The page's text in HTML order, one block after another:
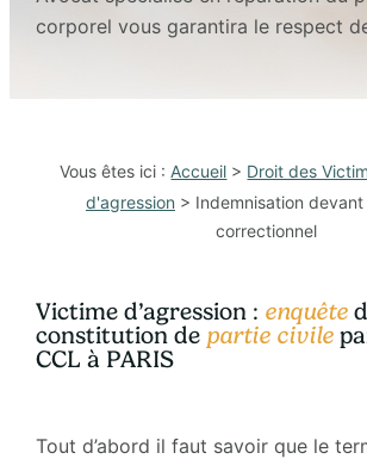
corporel vous garantira le respect
Vous êtes ici : Accueil > Droit des
d'agression > Indemnisation devant
correctionnel
Victime d’agression : enquête
constitution de partie civile
CCL à PARIS
Tout d’abord il faut savoir que le